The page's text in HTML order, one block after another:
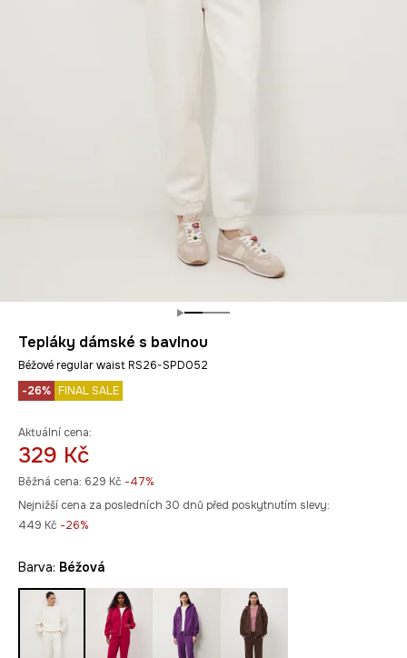
Tepláky dámské s bavlnou
Béžové regular waist RS26-SPD052
-26% FINAL SALE
Aktuální cena:
329 Kč
Běžná cena: 629 Kč -47%
Nejnižší cena za posledních 30 dnů před poskytnutím slevy:
449 Kč -26%
Barva: béžová